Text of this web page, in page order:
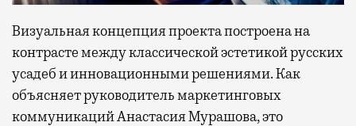
Визуальная концепция проекта построена на
контрасте между классической эстетикой русских
усадеб и инновационными решениями. Как
объясняет руководитель маркетинговых
коммуникаций Анастасия Мурашова, это